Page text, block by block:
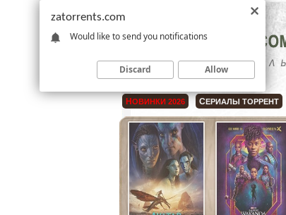
НОВИНКИ 2026 СЕРИАЛЫ ТОРРЕНТ
zatorrents.com
Would like to send you notifications
Discard Allow